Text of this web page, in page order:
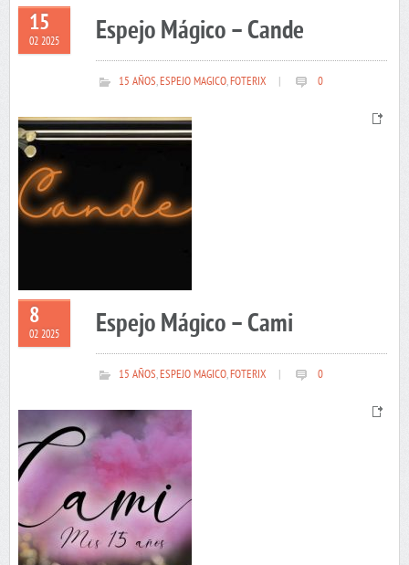
15
02 2025 Espejo Mágico – Cande
15 AÑOS,ESPEJO MAGICO,FOTERIX 0
8
02 2025 Espejo Mágico – Cami
15 AÑOS,ESPEJO MAGICO,FOTERIX 0